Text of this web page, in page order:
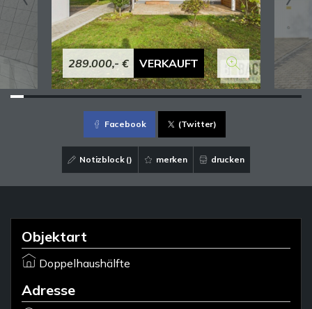
289.000,- € VERKAUFT
Facebook (Twitter)
Notizblock () merken drucken
Objektart
Doppelhaushälfte
Adresse